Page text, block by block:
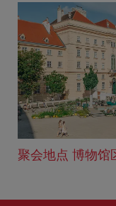
聚会地点 博物馆